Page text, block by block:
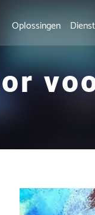
Oplossingen